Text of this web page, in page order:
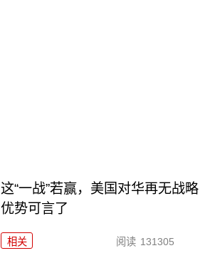
这“一战”若赢，美国对华再无战略
优势可言了
相关 阅读 131305